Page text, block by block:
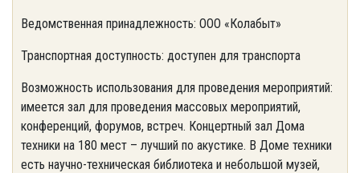
Ведомственная принадлежность: ООО «Колабыт»
Транспортная доступность: доступен для транспорта
Возможность использования для проведения мероприятий:
имеется зал для проведения массовых мероприятий,
конференций, форумов, встреч. Концертный зал Дома
техники на 180 мест – лучший по акустике. В Доме техники
есть научно-техническая библиотека и небольшой музей,